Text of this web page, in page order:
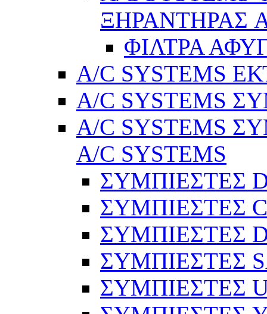
ΞΗΡΑΝΤΗΡΑΣ
ΦΙΛΤΡΑ
A/C SYSTEMS
A/C SYSTEMS
A/C SYSTEMS
A/C SYSTEMS
ΣΥΜΠΙΕΣΤΕΣ
ΣΥΜΠΙΕΣΤΕΣ
ΣΥΜΠΙΕΣΤΕΣ
ΣΥΜΠΙΕΣΤΕΣ
ΣΥΜΠΙΕΣΤΕΣ